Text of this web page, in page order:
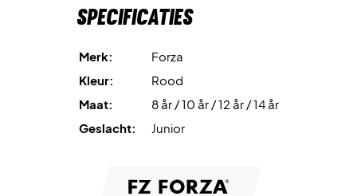
Specificaties
Merk:
Forza
Kleur:
Rood
Maat:
8 år / 10 år / 12 år / 14 år
Geslacht:
Junior